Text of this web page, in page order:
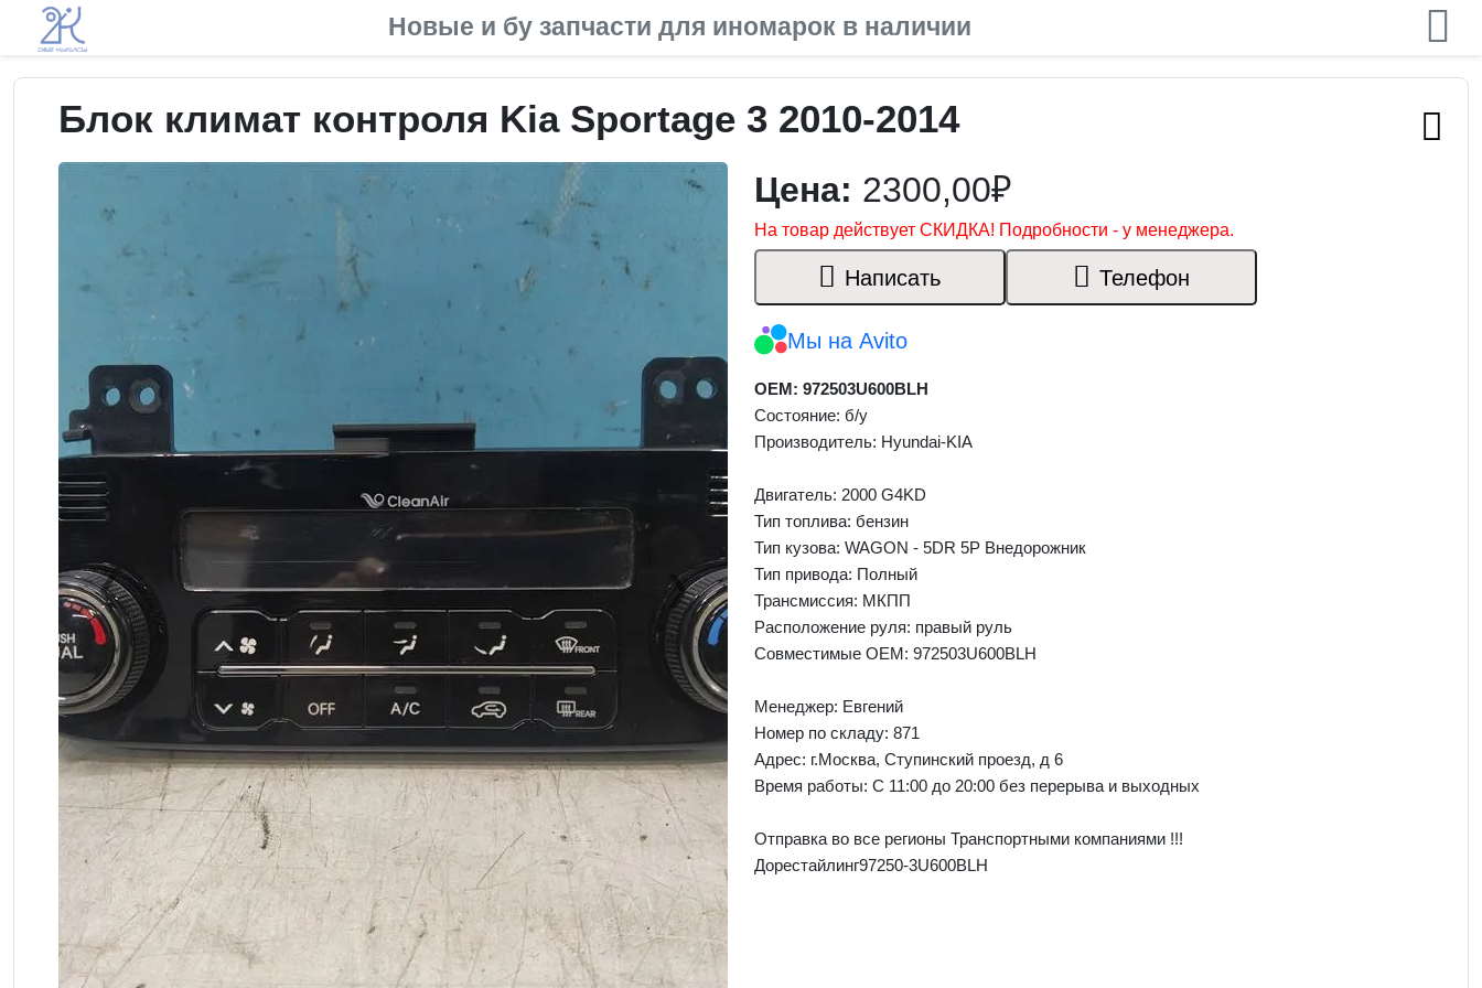
Новые и бу запчасти для иномарок в наличии
Блок климат контроля Kia Sportage 3 2010-2014
❮Previous ❯
Next
Цена: 2300,00₽
На товар действует СКИДКА! Подробности - у менеджера.
Написать Телефон
Мы на Avito
OEM: 972503U600BLH
Состояние: б/у
Производитель: Hyundai-KIA
Двигатель: 2000 G4KD
Тип топлива: бензин
Тип кузова: WAGON - 5DR 5P Внедорожник
Тип привода: Полный
Трансмиссия: МКПП
Расположение руля: правый руль
Совместимые OEM: 972503U600BLH
Менеджер: Евгений
Номер по складу: 871
Адрес: г.Москва, Ступинский проезд, д 6
Время работы: С 11:00 до 20:00 без перерыва и выходных
Отправка во все регионы Транспортными компаниями !!!
Дорестайлинг97250-3U600BLH